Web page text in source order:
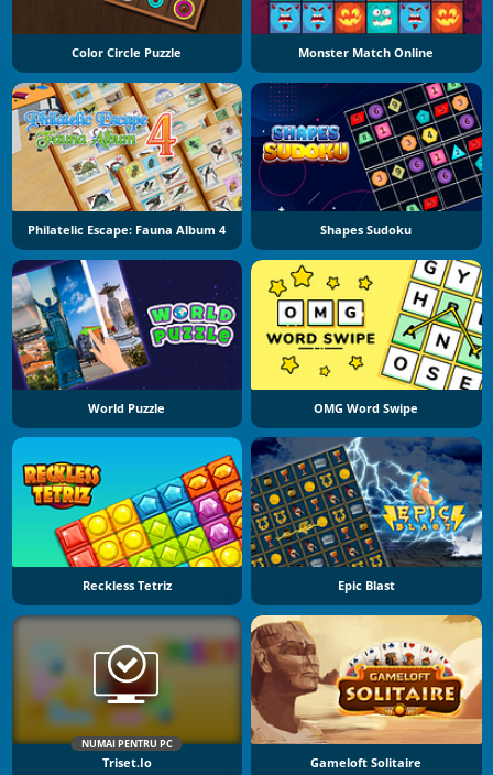
Color Circle Puzzle Monster Match Online
Philatelic Escape: Fauna Album 4 Shapes Sudoku
World Puzzle OMG Word Swipe
Reckless Tetriz Epic Blast
NUMAI PENTRU PC
Triset.io Gameloft Solitaire